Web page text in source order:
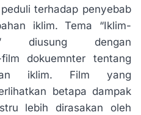
terhadap penyebab
iklim. Tema “Iklim-
diusung dengan
dokuemnter tentang
iklim. Film yang
betapa dampak
lebih dirasakan oleh